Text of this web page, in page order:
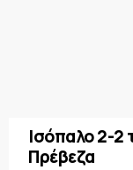
Ισόπαλο 2-2
Πρέβεζα